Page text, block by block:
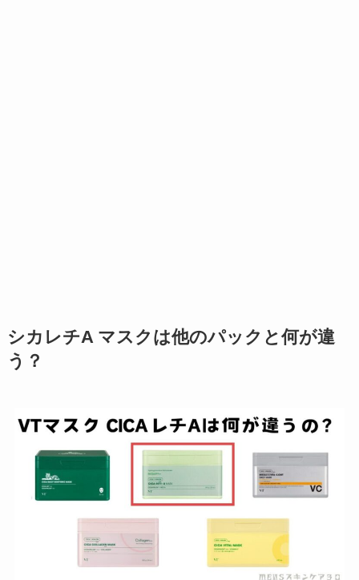
シカレチA マスクは他のパックと何が違
う？